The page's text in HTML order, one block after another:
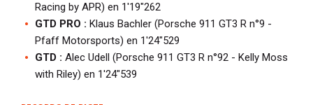
Racing by APR) en 1'19"262
GTD PRO : Klaus Bachler (Porsche 911 GT3 R n°9 -
Pfaff Motorsports) en 1'24"529
GTD : Alec Udell (Porsche 911 GT3 R n°92 - Kelly Moss
with Riley) en 1'24"539